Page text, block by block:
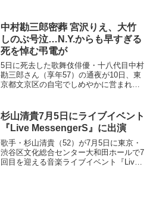
現場」という和やかな撮影現場の様子が
収められている。
中村勘三郎密葬 宮沢りえ、大竹
しのぶ号泣…N.Y.からも早すぎる
死を悼む弔電が
5日に死去した歌舞伎俳優・十八代目中村
勘三郎さん（享年57）の通夜が10日、東
京都文京区の自宅でしめやかに営まれ
終身名誉監督の長嶋茂雄（76）、プロ野
球解説者・江...
杉山清貴7月5日にライブイベント
『Live MessengerS』に出演
歌手・杉山清貴（52）が7月5日に東京・
渋谷区文化総合センター大和田ホールで7
回目を迎える音楽ライブイベント『Live